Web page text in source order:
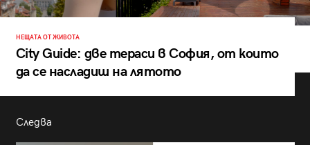
НЕЩАТА ОТ ЖИВОТА
City Guide: две тераси в София, от които
да се насладиш на лятото
Следва